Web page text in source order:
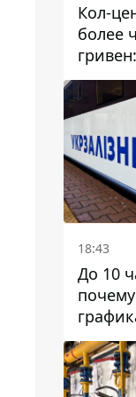
Кол-
более
18:43
До 10
и